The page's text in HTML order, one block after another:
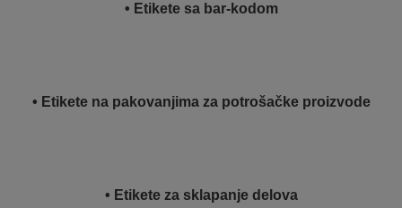
• Etikete sa bar-kodom
• Etikete na pakovanjima za potrošačke proizvode
• Etikete za sklapanje delova